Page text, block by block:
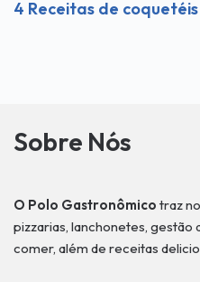
Sobre Nós
O Polo Gastronômico traz
pizzarias, lanchonetes, gestão
comer, além de receitas